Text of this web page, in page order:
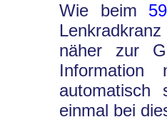
Wie beim
näher zur
automatisch
einmal bei